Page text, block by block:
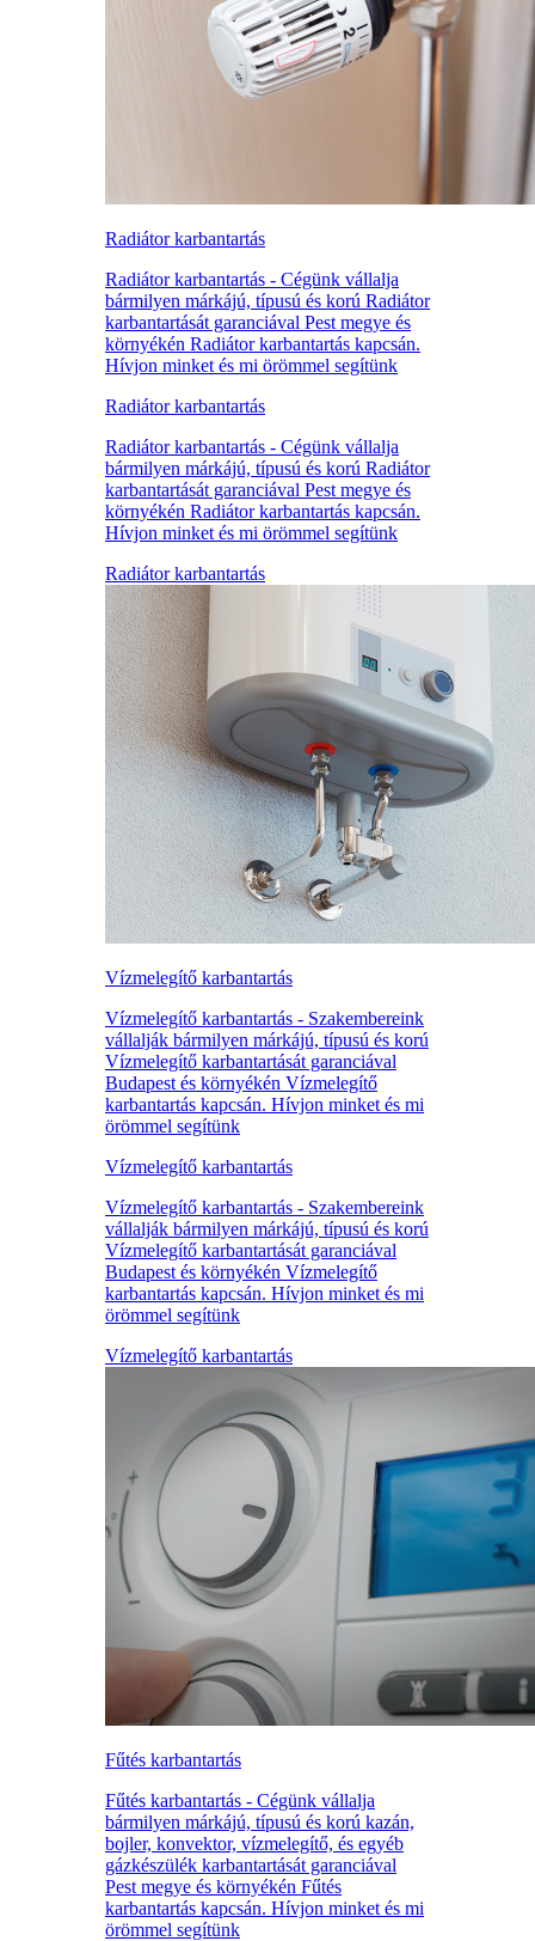
Radiátor karbantartás
Radiátor karbantartás - Cégünk vállalja
bármilyen márkájú, típusú és korú Radiátor
karbantartását garanciával Pest megye és
környékén Radiátor karbantartás kapcsán.
Hívjon minket és mi örömmel segítünk
Radiátor karbantartás
Radiátor karbantartás - Cégünk vállalja
bármilyen márkájú, típusú és korú Radiátor
karbantartását garanciával Pest megye és
környékén Radiátor karbantartás kapcsán.
Hívjon minket és mi örömmel segítünk
Radiátor karbantartás
Vízmelegítő karbantartás
Vízmelegítő karbantartás - Szakembereink
vállalják bármilyen márkájú, típusú és korú
Vízmelegítő karbantartását garanciával
Budapest és környékén Vízmelegítő
karbantartás kapcsán. Hívjon minket és mi
örömmel segítünk
Vízmelegítő karbantartás
Vízmelegítő karbantartás - Szakembereink
vállalják bármilyen márkájú, típusú és korú
Vízmelegítő karbantartását garanciával
Budapest és környékén Vízmelegítő
karbantartás kapcsán. Hívjon minket és mi
örömmel segítünk
Vízmelegítő karbantartás
Fűtés karbantartás
Fűtés karbantartás - Cégünk vállalja
bármilyen márkájú, típusú és korú kazán,
bojler, konvektor, vízmelegítő, és egyéb
gázkészülék karbantartását garanciával
Pest megye és környékén Fűtés
karbantartás kapcsán. Hívjon minket és mi
örömmel segítünk